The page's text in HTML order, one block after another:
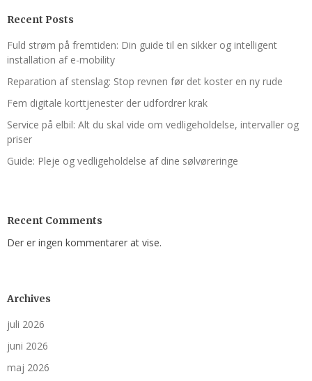
Recent Posts
Fuld strøm på fremtiden: Din guide til en sikker og intelligent
installation af e-mobility
Reparation af stenslag: Stop revnen før det koster en ny rude
Fem digitale korttjenester der udfordrer krak
Service på elbil: Alt du skal vide om vedligeholdelse, intervaller og
priser
Guide: Pleje og vedligeholdelse af dine sølvøreringe
Recent Comments
Der er ingen kommentarer at vise.
Archives
juli 2026
juni 2026
maj 2026